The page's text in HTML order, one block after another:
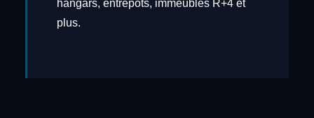
hangars, entrepôts, immeubles R+4 et
plus.